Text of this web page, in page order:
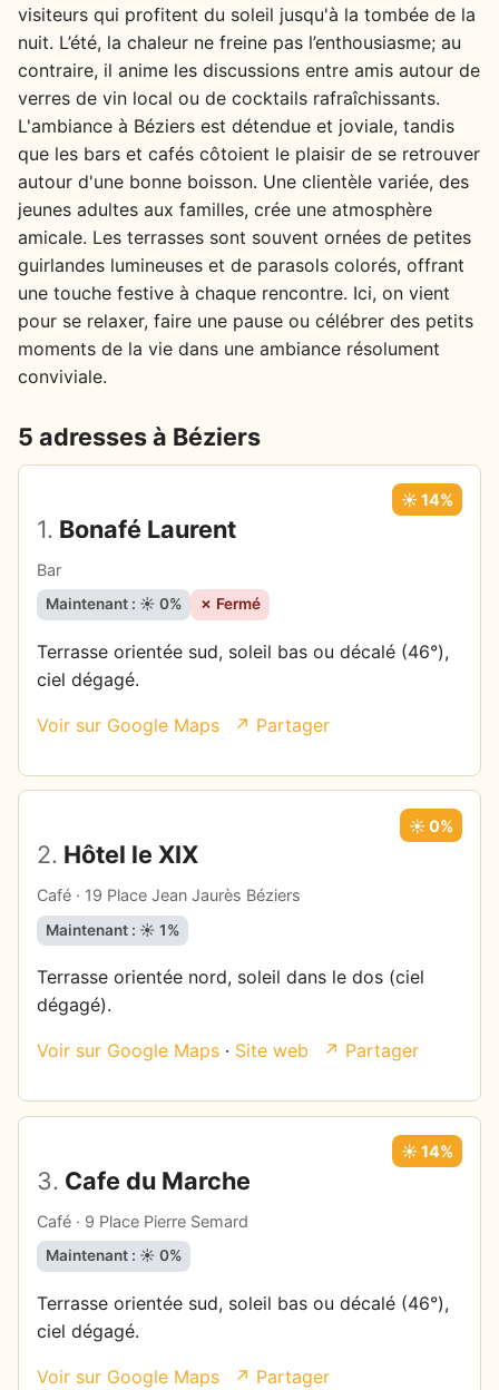
visiteurs qui profitent du soleil jusqu'à la tombée de la
nuit. L’été, la chaleur ne freine pas l’enthousiasme; au
contraire, il anime les discussions entre amis autour de
verres de vin local ou de cocktails rafraîchissants.
L'ambiance à Béziers est détendue et joviale, tandis
que les bars et cafés côtoient le plaisir de se retrouver
autour d'une bonne boisson. Une clientèle variée, des
jeunes adultes aux familles, crée une atmosphère
amicale. Les terrasses sont souvent ornées de petites
guirlandes lumineuses et de parasols colorés, offrant
une touche festive à chaque rencontre. Ici, on vient
pour se relaxer, faire une pause ou célébrer des petits
moments de la vie dans une ambiance résolument
conviviale.
5 adresses à Béziers
1. Bonafé Laurent
Bar
☀️ 14%
Maintenant : ☀️ 0% ✗ Fermé
Terrasse orientée sud, soleil bas ou décalé (46°),
ciel dégagé.
Voir sur Google Maps ↗ Partager
2. Hôtel le XIX
Café · 19 Place Jean Jaurès Béziers
☀️ 0%
Maintenant : ☀️ 1%
Terrasse orientée nord, soleil dans le dos (ciel
dégagé).
Voir sur Google Maps · Site web ↗ Partager
3. Cafe du Marche
Café · 9 Place Pierre Semard
☀️ 14%
Maintenant : ☀️ 0%
Terrasse orientée sud, soleil bas ou décalé (46°),
ciel dégagé.
Voir sur Google Maps ↗ Partager